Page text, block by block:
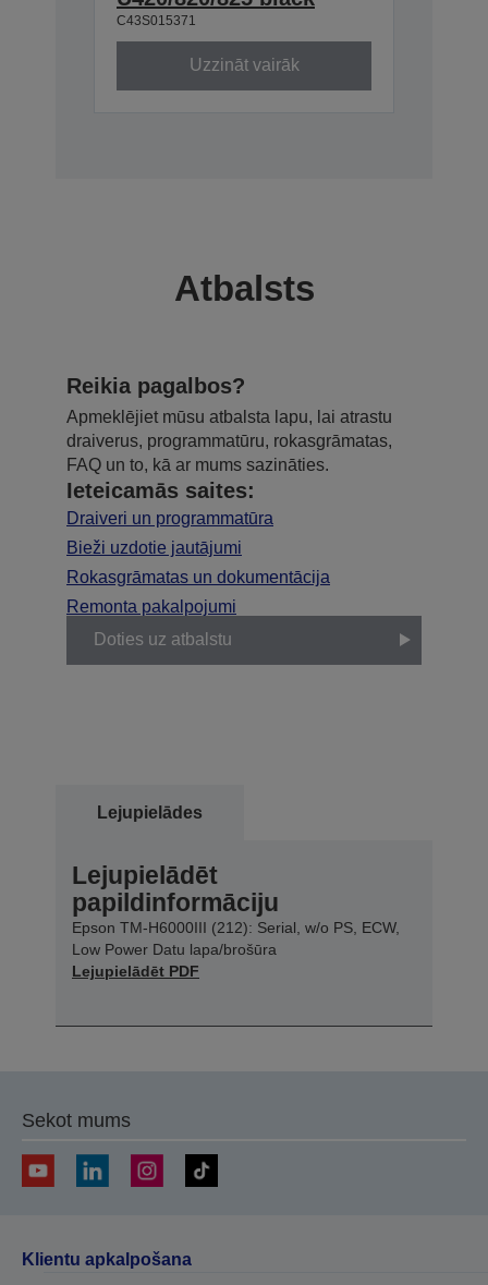
C43S015371
Uzzināt vairāk
Atbalsts
Reikia pagalbos?
Apmeklējiet mūsu atbalsta lapu, lai atrastu
draiverus, programmatūru, rokasgrāmatas,
FAQ un to, kā ar mums sazināties.
Ieteicamās saites:
Draiveri un programmatūra
Bieži uzdotie jautājumi
Rokasgrāmatas un dokumentācija
Remonta pakalpojumi
Doties uz atbalstu
Lejupielādes
Lejupielādēt
papildinformāciju
Epson TM-H6000III (212): Serial, w/o PS, ECW,
Low Power Datu lapa/brošūra
Lejupielādēt PDF
Sekot mums
Klientu apkalpošana